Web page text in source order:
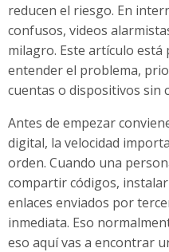
reducen el riesgo. En
confusos, videos
milagro. Este artículo
entender el problema,
cuentas o dispositivos sin
Antes de empezar
digital, la velocidad
orden. Cuando una
compartir códigos,
enlaces enviados por
inmediata. Eso
eso aquí vas a encontrar